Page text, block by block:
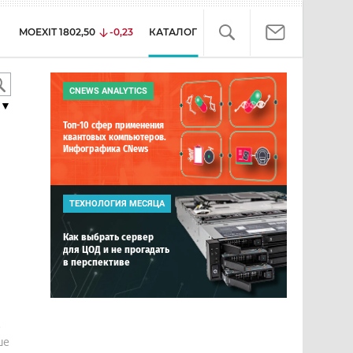
MOEXIT 1802,50 -0,23 КАТАЛОГ
CNEWS ANALYTICS
Топ-10 сфер применения
квантовых компьютеров.
Инфографика CNews
ТЕХНОЛОГИЯ МЕСЯЦА
Как выбрать сервер
для ЦОД и не прогадать
в перспективе